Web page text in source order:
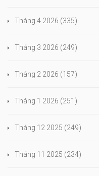
Tháng 4 2026 (335)
Tháng 3 2026 (249)
Tháng 2 2026 (157)
Tháng 1 2026 (251)
Tháng 12 2025 (249)
Tháng 11 2025 (234)